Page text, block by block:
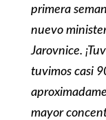
primera
nuevo
Jarovnice.
tuvimos casi
mayor